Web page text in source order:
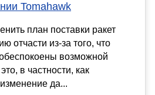
Tomahawk
план поставки ракет
отчасти из-за того, что
возможной
в частности, как
да...